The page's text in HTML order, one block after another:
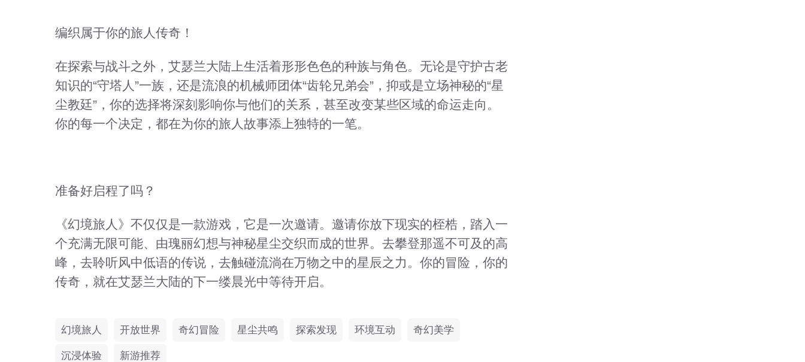
编织属于你的旅人传奇！
在探索与战斗之外，艾瑟兰大陆上生活着形形色色的种族与角色。无论是守护古老
知识的“守塔人”一族，还是流浪的机械师团体“齿轮兄弟会”，抑或是立场神秘的“星
尘教廷”，你的选择将深刻影响你与他们的关系，甚至改变某些区域的命运走向。
你的每一个决定，都在为你的旅人故事添上独特的一笔。
准备好启程了吗？
《幻境旅人》不仅仅是一款游戏，它是一次邀请。邀请你放下现实的桎梏，踏入一
个充满无限可能、由瑰丽幻想与神秘星尘交织而成的世界。去攀登那遥不可及的高
峰，去聆听风中低语的传说，去触碰流淌在万物之中的星辰之力。你的冒险，你的
传奇，就在艾瑟兰大陆的下一缕晨光中等待开启。
幻境旅人 开放世界 奇幻冒险 星尘共鸣 探索发现 环境互动 奇幻美学
沉浸体验 新游推荐